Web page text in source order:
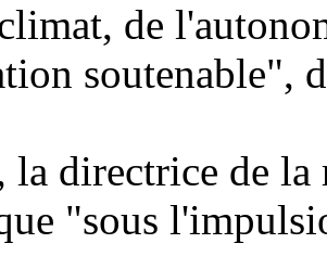
de
soutenable",
la directrice de la
"sous